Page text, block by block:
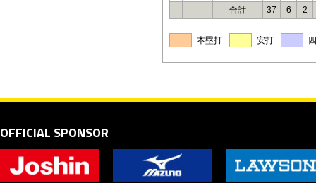
合計
37 6 2
本塁打 安打
OFFICIAL SPONSOR